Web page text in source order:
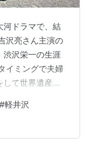
河ドラマで、結
沢亮さん主演の
渋沢栄一の生涯
イミングで夫婦
て世界遺産の
中泊旅行へ
晩酌をしよう！
マット」 エル
#軽井沢